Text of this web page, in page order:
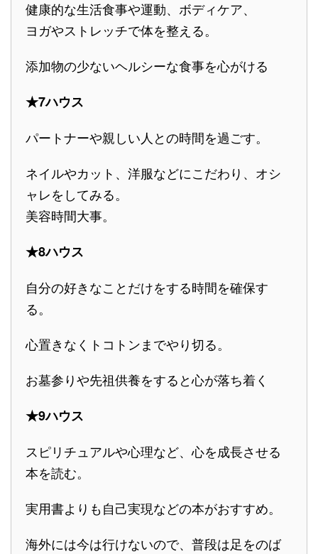
健康的な生活食事や運動、ボディケア、
ヨガやストレッチで体を整える。
添加物の少ないヘルシーな食事を心がける
★7ハウス
パートナーや親しい人との時間を過ごす。
ネイルやカット、洋服などにこだわり、オシ
ャレをしてみる。
美容時間大事。
★8ハウス
自分の好きなことだけをする時間を確保す
る。
心置きなくトコトンまでやり切る。
お墓参りや先祖供養をすると心が落ち着く
★9ハウス
スピリチュアルや心理など、心を成長させる
本を読む。
実用書よりも自己実現などの本がおすすめ。
海外には今は行けないので、普段は足をのば